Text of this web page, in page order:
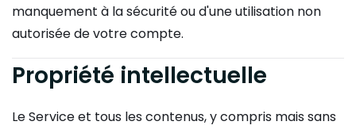
manquement à la sécurité ou d'une utilisation non
autorisée de votre compte.
Propriété intellectuelle
Le Service et tous les contenus, y compris mais sans